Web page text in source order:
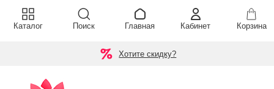
Хотите скидку?
Каталог Поиск Главная Кабинет Корзина